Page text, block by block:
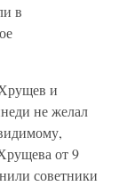
в
и
не желал
от 9
советники